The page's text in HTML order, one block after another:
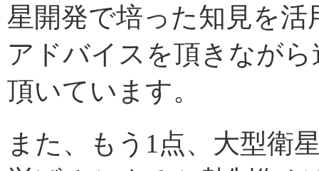
星開発で培った知見を
アドバイスを頂きなが
頂いています。
また、もう1点、大型衛